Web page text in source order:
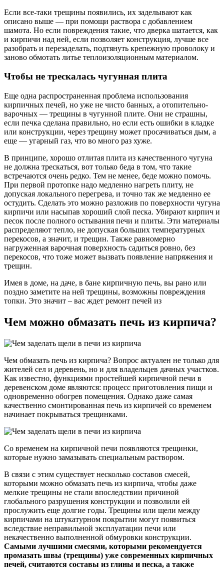
Если все-таки трещины появились, их заделывают как
описано выше — при помощи раствора с добавлением
шамота. Но если повреждения такие, что дверка шатается, как
и кирпичи над ней, если позволяет конструкция, лучше все
разобрать и перезаделать, подтянуть крепежную проволоку и
заново обмотать литье теплоизоляционным материалом.
Чтобы не трескалась чугунная плита
Еще одна распространенная проблема использования
кирпичных печей, но уже не чисто банных, а отопительно-
варочных — трещины в чугунной плите. Они не страшны,
если печка сделана правильно, но если есть ошибки в кладке
или конструкции, через трещину может просачиваться дым, а
еще — угарный газ, что во много раз хуже.
В принципе, хорошо отлитая плита из качественного чугуна
не должна трескаться, вот только беда в том, что такие
встречаются очень редко. Тем не менее, беде можно помочь.
При первой протопке надо медленно нагреть плиту, не
допуская локального перегрева, и точно так же медленно ее
остудить. Сделать это можно разложив по поверхности чугуна
кирпичи или насыпав хороший слой песка. Убирают кирпич и
песок после полного остывания печи и плиты. Эти материалы
распределяют тепло, не допуская больших температурных
перекосов, а значит, и трещин. Также равномерно
нагруженная варочная поверхность садиться ровно, без
перекосов, что тоже может вызвать появление напряжения и
трещин.
Имея в доме, на даче, в бане кирпичную печь, вы рано или
поздно заметите на ней трещины, возможны повреждения
топки. Это значит – вас ждет ремонт печей из
Чем можно обмазать печь из кирпича?
Чем обмазать печь из кирпича? Вопрос актуален не только для
жителей сел и деревень, но и для владельцев дачных участков.
Как известно, функциями простейшей кирпичной печи в
деревенском доме являются: процесс приготовления пищи и
одновременно обогрев помещения. Однако даже самая
качественно смонтированная печь из кирпичей со временем
начинает покрываться трещинками.
Со временем на кирпичной печи появляются трещинки,
которые нужно замазывать специальным раствором.
В связи с этим существует несколько составов смесей,
которыми можно обмазать печь из кирпича, чтобы даже
мелкие трещины не стали впоследствии причиной
глобального разрушения конструкции и позволили ей
прослужить еще долгие годы. Трещины или щели между
кирпичами на штукатурном покрытии могут появиться
вследствие неправильной эксплуатации печи или
некачественно выполненной обмуровки конструкции.
Самыми лучшими смесями, которыми рекомендуется
промазать швы (трещины) уже современных кирпичных
печей, считаются составы из глины и песка, а также